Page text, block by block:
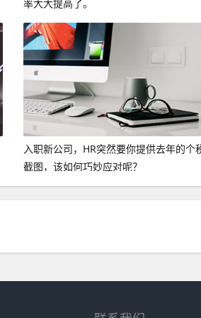
率大大提高了。
入职新公司，HR突然要你提供去年的个
截图，该如何巧妙应对呢？